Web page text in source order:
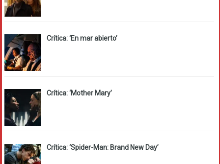
Crítica: ‘En mar abierto’
Crítica: ‘Mother Mary’
Crítica: ‘Spider-Man: Brand New Day’